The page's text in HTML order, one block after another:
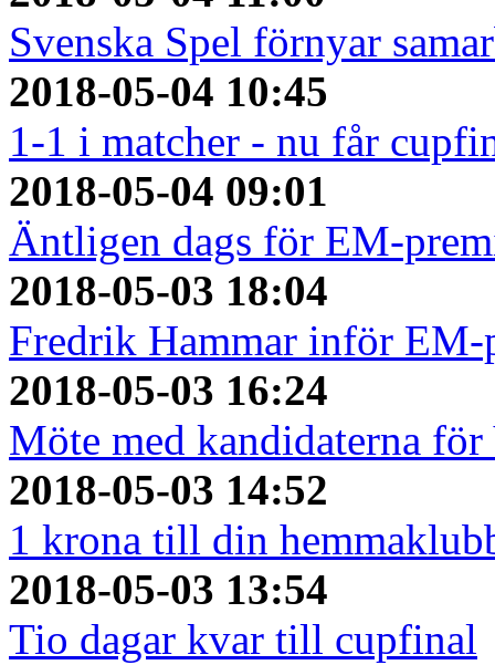
Svenska Spel förnyar
2018-05-04 10:45
1-1 i matcher - nu får
2018-05-04 09:01
Äntligen dags för EM-
2018-05-03 18:04
Fredrik Hammar inför EM-
2018-05-03 16:24
Möte med kandidaterna
2018-05-03 14:52
1 krona till din
2018-05-03 13:54
Tio dagar kvar till cupfinal